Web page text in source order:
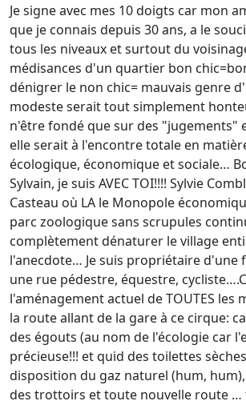
Je signe avec mes 10 doigts car mon
que je connais depuis 30 ans, a le
tous les niveaux et surtout du
médisances d'un quartier bon
dénigrer le non chic= mauvais genre
modeste serait tout simplement
n'être fondé que sur des "jugements"
elle serait à l'encontre totale en
écologique, économique et sociale…
Sylvain, je suis AVEC TOI!!!! Sylvie
Casteau où LA le Monopole
parc zoologique sans scrupules
complètement dénaturer le village
l'anecdote… Je suis propriétaire d'une
une rue pédestre, équestre,
l'aménagement actuel de TOUTES les
la route allant de la gare à ce cirque:
des égouts (au nom de l'écologie car
précieuse!!! et quid des toilettes
disposition du gaz naturel (hum,
des trottoirs et toute nouvelle route …